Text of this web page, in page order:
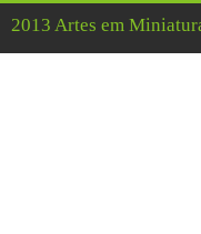
2013 Artes em